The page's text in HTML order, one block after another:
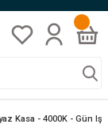
Kasa - 4000K - Gün